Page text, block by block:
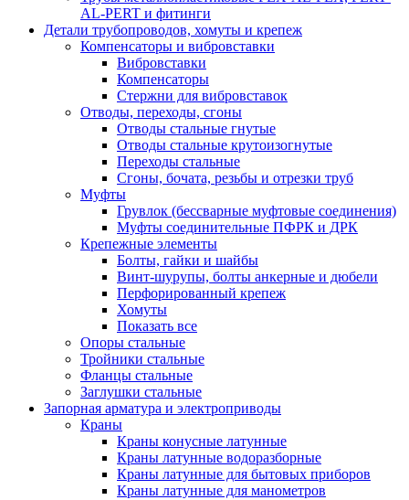
AL-PERT и фитинги
Детали трубопроводов, хомуты и крепеж
Компенсаторы и вибровставки
Вибровставки
Компенсаторы
Стержни для вибровставок
Отводы, переходы, сгоны
Отводы стальные гнутые
Отводы стальные крутоизогнутые
Переходы стальные
Сгоны, бочата, резьбы и отрезки труб
Муфты
Грувлок (бессварные муфтовые соединения)
Муфты соединительные ПФРК и ДРК
Крепежные элементы
Болты, гайки и шайбы
Винт-шурупы, болты анкерные и дюбели
Перфорированный крепеж
Хомуты
Показать все
Опоры стальные
Тройники стальные
Фланцы стальные
Заглушки стальные
Запорная арматура и электроприводы
Краны
Краны конусные латунные
Краны латунные водоразборные
Краны латунные для бытовых приборов
Краны латунные для манометров